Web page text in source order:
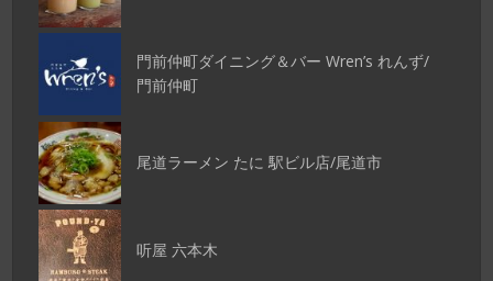
門前仲町ダイニング＆バー Wren’s れんず/
門前仲町
尾道ラーメン たに 駅ビル店/尾道市
听屋 六本木